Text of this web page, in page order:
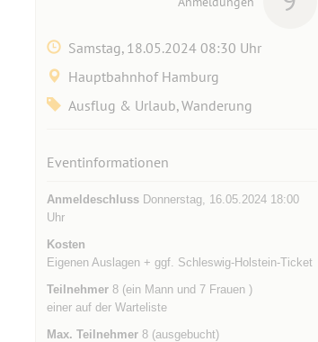
Samstag, 18.05.2024 08:30 Uhr
Hauptbahnhof Hamburg
Ausflug & Urlaub, Wanderung
Eventinformationen
AnmeldeschlussDonnerstag, 16.05.2024 18:00
Uhr
Kosten
Eigenen Auslagen + ggf. Schleswig-Holstein-Ticket
Teilnehmer8 (ein Mann und 7 Frauen )
einer auf der Warteliste
Max. Teilnehmer8 (ausgebucht)